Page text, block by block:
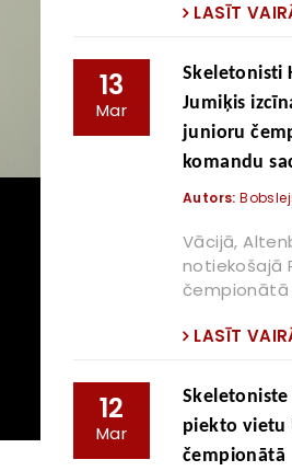
LASĪT
13
Mar
Skeletonisti
Jumiķis
junioru
komandu
Autors:
Vācijā,
notiekošajā
čempionātā
LASĪT
12
Mar
piekto vietu
čempionātā